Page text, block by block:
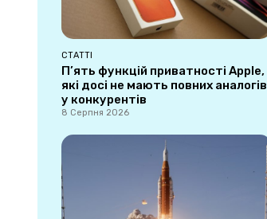
СТАТТІ
П’ять функцій приватності Apple,
які досі не мають повних аналогів
у конкурентів
8 Серпня 2026